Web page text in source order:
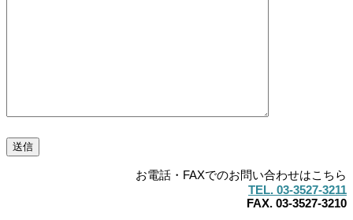
お電話・FAXでのお問い合わせはこちら
TEL. 03-3527-3211
FAX. 03-3527-3210